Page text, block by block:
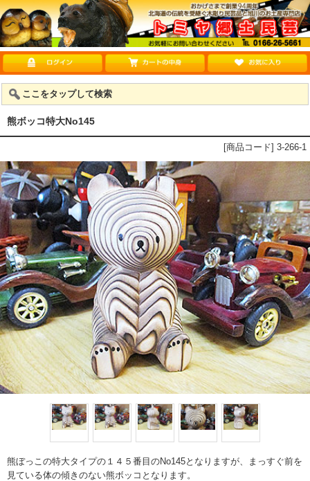
ここをタップして検索
熊ボッコ特大No145
[商品コード] 3-266-1
熊ぼっこの特大タイプの１４５番目のNo145となりますが、まっすぐ前を
見ている体の傾きのない熊ボッコとなります。